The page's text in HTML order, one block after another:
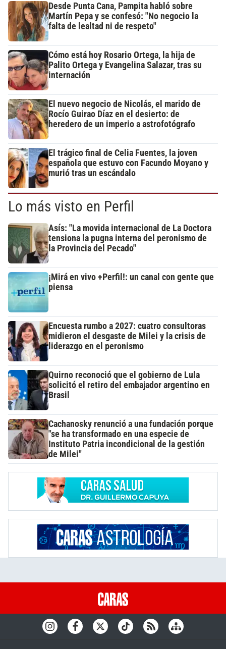
Desde Punta Cana, Pampita habló sobre
Martín Pepa y se confesó: "No negocio la
falta de lealtad ni de respeto"
Cómo está hoy Rosario Ortega, la hija de
Palito Ortega y Evangelina Salazar, tras su
internación
El nuevo negocio de Nicolás, el marido de
Rocío Guirao Díaz en el desierto: de
heredero de un imperio a astrofotógrafo
El trágico final de Celia Fuentes, la joven
española que estuvo con Facundo Moyano y
murió tras un escándalo
Lo más visto en Perfil
Asís: "La movida internacional de La Doctora
tensiona la pugna interna del peronismo de
la Provincia del Pecado"
¡Mirá en vivo +Perfil!: un canal con gente que
piensa
Encuesta rumbo a 2027: cuatro consultoras
midieron el desgaste de Milei y la crisis de
liderazgo en el peronismo
Quirno reconoció que el gobierno de Lula
solicitó el retiro del embajador argentino en
Brasil
Cachanosky renunció a una fundación porque
"se ha transformado en una especie de
Instituto Patria incondicional de la gestión
de Milei"